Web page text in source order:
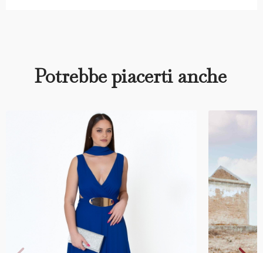
Potrebbe piacerti anche